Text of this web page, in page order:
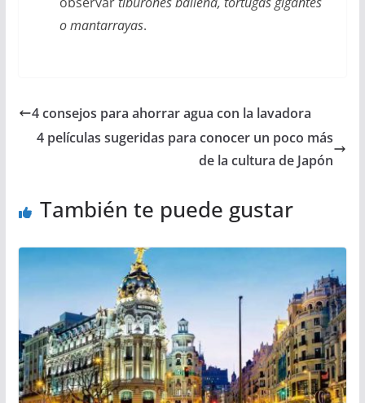
o mantarrayas.
4 consejos para ahorrar agua con la lavadora
4 películas sugeridas para conocer un poco más
de la cultura de Japón
También te puede gustar